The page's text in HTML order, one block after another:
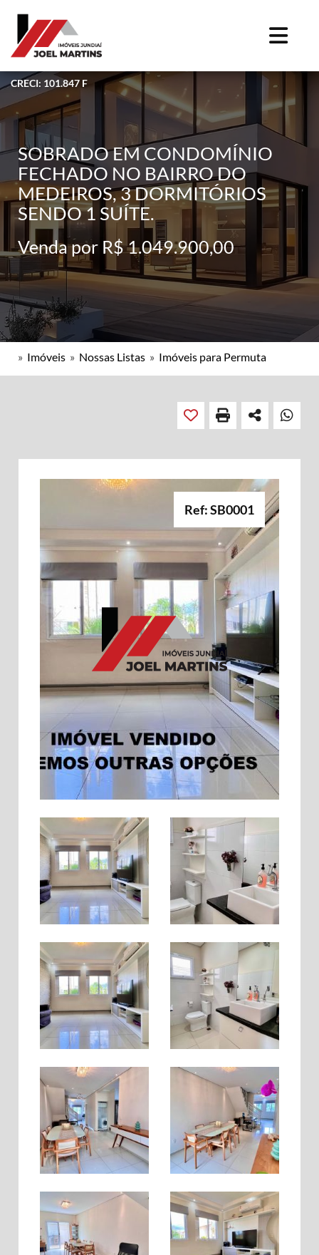
CRECI: 101.847 F
SOBRADO EM CONDOMÍNIO
FECHADO NO BAIRRO DO
MEDEIROS, 3 DORMITÓRIOS
SENDO 1 SUÍTE.
Venda por R$ 1.049.900,00
» Imóveis » Nossas Listas » Imóveis para Permuta
Ref: SB0001